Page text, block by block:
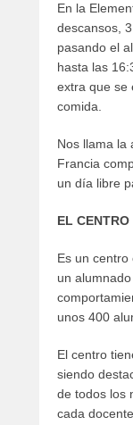
En la
descansos,
pasando el
hasta las
extra que se
comida.
Nos llama la
Francia
un día libre
EL CENTRO
Es un centro
un
unos 400
El centro
siendo
de todos los
cada